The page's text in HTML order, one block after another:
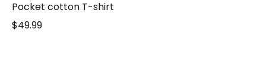
Pocket cotton T-shirt
$49.99